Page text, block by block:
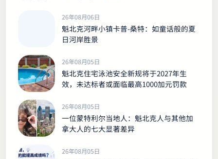
26年08月06日
魁北克河畔小镇卡普-桑特：如童话般的夏
日河岸胜景
26年08月05日
魁北克住宅泳池安全新规将于2027年生
效，未达标者或面临最高1000加元罚款
26年08月05日
一位蒙特利尔当地人：魁北克人与其他加
拿大人的七大显著差异
26年08月05日